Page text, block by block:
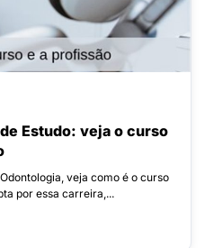
Estudo: veja o curso
veja como é o curso
por essa carreira,...